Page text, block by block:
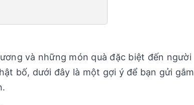
và những món quà đặc biệt đến người
bố, dưới đây là một gợi ý để bạn gửi gắm